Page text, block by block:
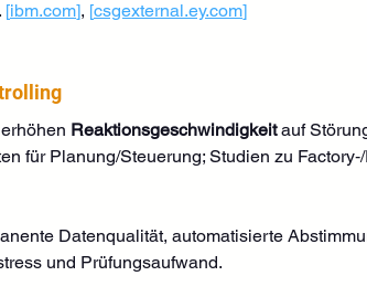
[ibm.com], [csgexternal.ey.com]
Reaktionsgeschwindigkeit auf
für Planung/Steuerung; Studien zu
Datenqualität, automatisierte
und Prüfungsaufwand.